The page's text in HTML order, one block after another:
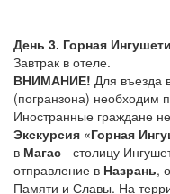
День 3. Горная
Завтрак в отеле.
ВНИМАНИЕ! Для въезда
(погранзона) необходим
Иностранные граждане
Экскурсия «Горная
в Магас - столицу
отправление в Назрань,
Памяти и Славы. На